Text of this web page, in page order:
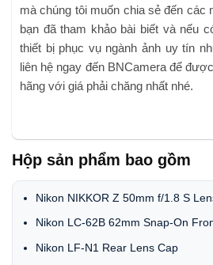
mà chúng tôi muốn chia sẻ đến
bạn đã tham khảo bài biết và nếu
thiết bị phục vụ ngành ảnh uy tín
liên hệ ngay đến BNCamera để
hãng với giá phải chăng nhất nhé.
Hộp sản phẩm bao gồm
Nikon NIKKOR Z 50mm f/1.8 S
Nikon LC-62B 62mm Snap-On
Nikon LF-N1 Rear Lens Cap